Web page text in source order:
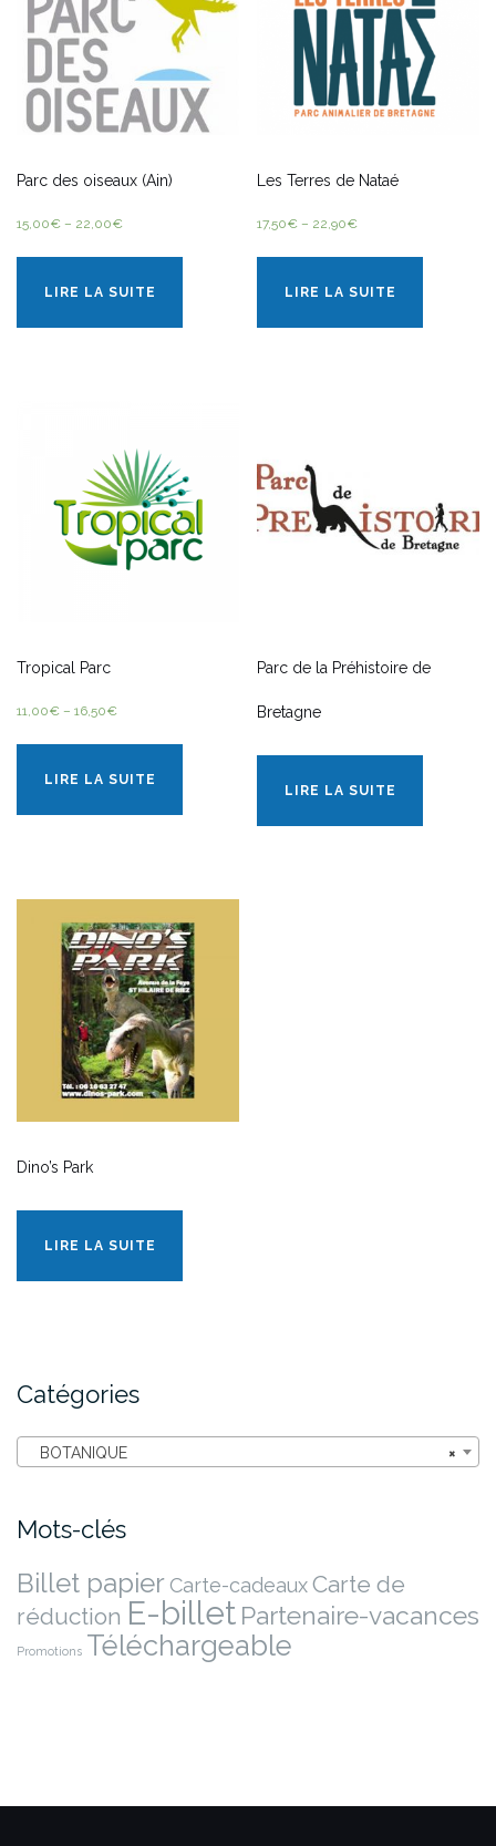
Parc des oiseaux (Ain)
15,00€ – 22,00€
LIRE LA SUITE
Les Terres de Nataé
17,50€ – 22,90€
LIRE LA SUITE
Tropical Parc
11,00€ – 16,50€
LIRE LA SUITE
Parc de la Préhistoire de
Bretagne
LIRE LA SUITE
Dino’s Park
LIRE LA SUITE
Catégories
×
BOTANIQUE
Mots-clés
Billet papier Carte-cadeauxCarte de
réduction E-billet Partenaire-vacances
Promotions Téléchargeable